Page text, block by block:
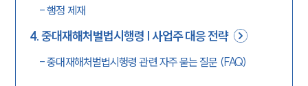
-행정 제재
4.중대재해처벌법시행령 | 사업주 대응 전략
-중대재해처벌법시행령 관련 자주 묻는 질문 (FAQ)